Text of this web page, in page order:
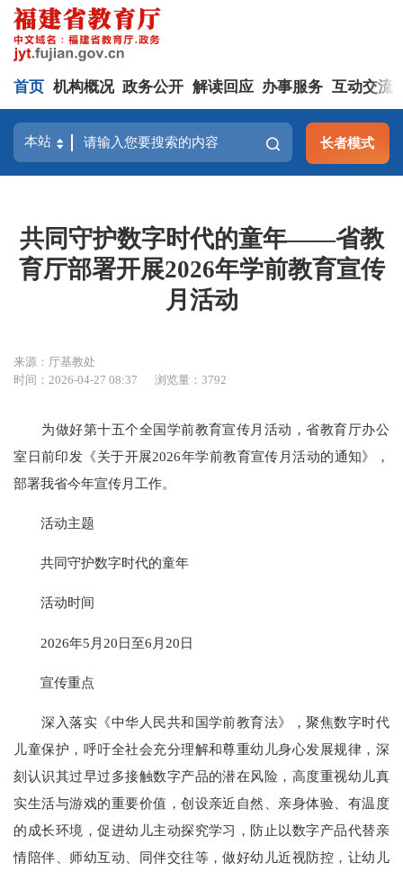
首页 机构概况 政务公开 解读回应 办事服务 互动交流
长者模式
共同守护数字时代的童年——省教
育厅部署开展2026年学前教育宣传
月活动
来源：厅基教处
时间：2026-04-27 08:37
浏览量：3792
为做好第十五个全国学前教育宣传月活动，省教育厅办公
室日前印发《关于开展2026年学前教育宣传月活动的通知》，
部署我省今年宣传月工作。
活动主题
共同守护数字时代的童年
活动时间
2026年5月20日至6月20日
宣传重点
深入落实《中华人民共和国学前教育法》，聚焦数字时代
儿童保护，呼吁全社会充分理解和尊重幼儿身心发展规律，深
刻认识其过早过多接触数字产品的潜在风险，高度重视幼儿真
实生活与游戏的重要价值，创设亲近自然、亲身体验、有温度
的成长环境，促进幼儿主动探究学习，防止以数字产品代替亲
情陪伴、师幼互动、同伴交往等，做好幼儿近视防控，让幼儿